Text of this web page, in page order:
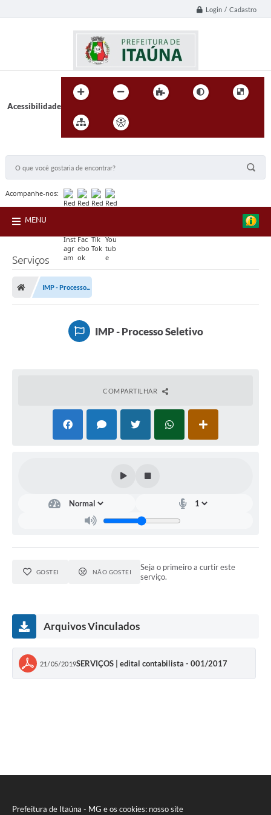
Prefeitura de Itaúna - MG e os cookies: nosso site
Login / Cadastro
Acessibilidade
Acompanhe-nos:
MENU
Serviços
IMP - Processo...
IMP - Processo Seletivo
COMPARTILHAR
GOSTEI NÃO GOSTEI
Seja o primeiro a curtir este
serviço.
Arquivos Vinculados
21/05/2019SERVIÇOS | edital contabilista - 001/2017